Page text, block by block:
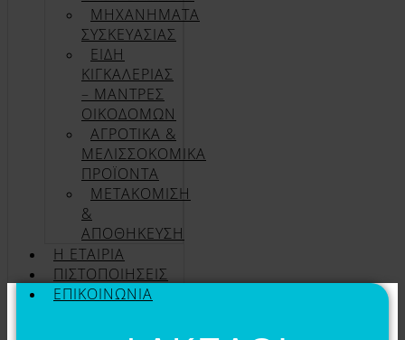
ΜΗΧΑΝΗΜΑΤΑ
ΣΥΣΚΕΥΑΣΙΑΣ
ΕΙΔΗ
ΚΙΓΚΑΛΕΡΙΑΣ
– ΜΑΝΤΡΕΣ
ΟΙΚΟΔΟΜΩΝ
ΑΓΡΟΤΙΚΑ &
ΜΕΛΙΣΣΟΚΟΜΙΚΑ
ΠΡΟΪΟΝΤΑ
ΜΕΤΑΚΟΜΙΣΗ
&
ΑΠΟΘΗΚΕΥΣΗ
Η ΕΤΑΙΡΊΑ
ΠΙΣΤΟΠΟΙΉΣΕΙΣ
ΕΠΙΚΟΙΝΩΝΊΑ